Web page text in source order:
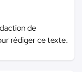
de
rédiger ce texte.